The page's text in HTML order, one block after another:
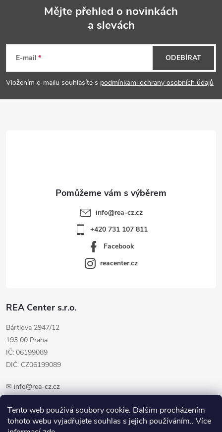
Tento web používá soubory cookie. Dalším procházením
tohoto webu vyjadřujete souhlas s jejich používáním.. Více
p
a
Mějte přehled o novinkách
a slevách
E-mail
Vložením e-mailu souhlasíte s podmínkami ochrany osobních údajů
ODEBÍRAT
REA Center s.r.o.
Bártlova 2947/12
193 00 Praha
IČ: 06199089
DIČ: CZ06199089
✉ info@rea-cz.cz
info@rea-cz.cz
+420 731 107 811
Facebook
reacenter.cz